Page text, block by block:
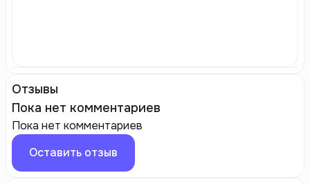
Отзывы
Пока нет комментариев
Пока нет комментариев
Оставить отзыв